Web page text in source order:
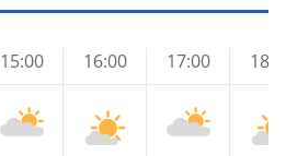
15:00 16:00 17:00